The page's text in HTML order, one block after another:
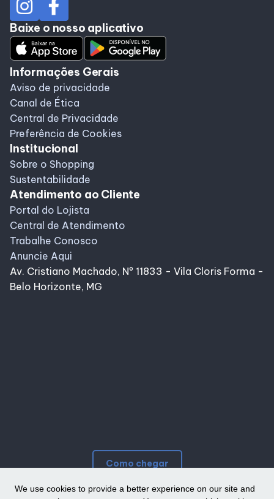
We use cookies to provide a better experience on our site and
Programa de Benefícios
Baixe o nosso aplicativo
Informações Gerais
Aviso de privacidade
Canal de Ética
Central de Privacidade
Preferência de Cookies
Institucional
Sobre o Shopping
Sustentabilidade
Atendimento ao Cliente
Portal do Lojista
Central de Atendimento
Trabalhe Conosco
Anuncie Aqui
Av. Cristiano Machado, Nº 11833 - Vila Cloris Forma -
Belo Horizonte, MG
Como chegar